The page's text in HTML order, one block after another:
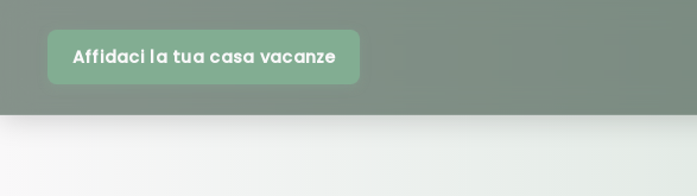
Affidaci la tua casa vacanze